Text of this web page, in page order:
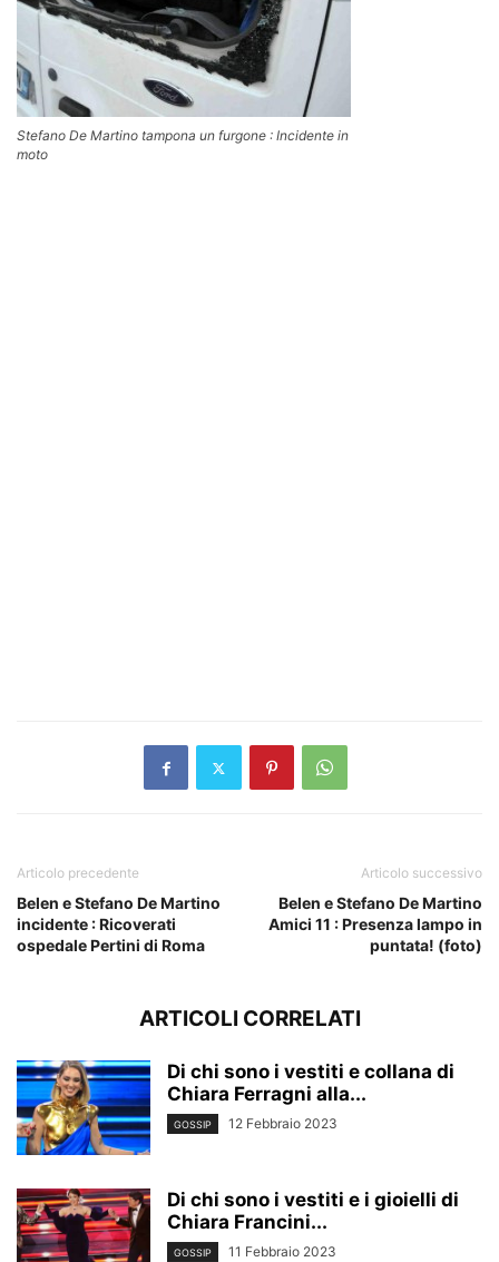
Stefano De Martino tampona un furgone : Incidente in
moto
Articolo precedente
Belen e Stefano De Martino
incidente : Ricoverati
ospedale Pertini di Roma
Articolo successivo
Belen e Stefano De Martino
Amici 11 : Presenza lampo in
puntata! (foto)
ARTICOLI CORRELATI
Di chi sono i vestiti e collana di
Chiara Ferragni alla...
GOSSIP 12 Febbraio 2023
Di chi sono i vestiti e i gioielli di
Chiara Francini...
GOSSIP 11 Febbraio 2023